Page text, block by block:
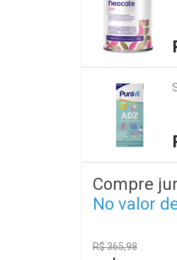
Compre
No valor
R$ 365,98